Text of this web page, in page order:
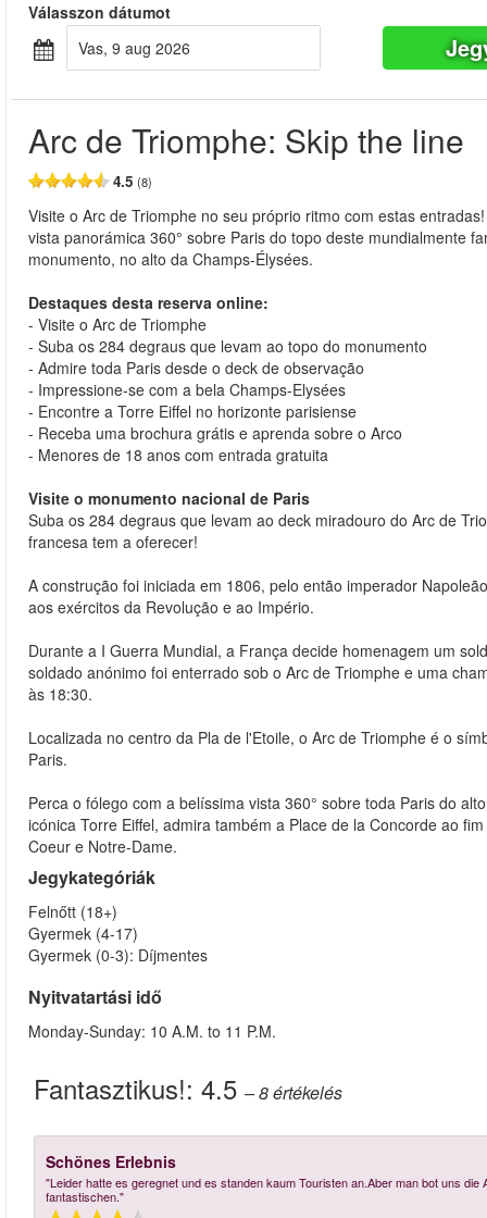
Válasszon dátumot
vas, 9 aug 2026
Arc de Triomphe: Skip the line
4.5 (8)
Visite o Arc de Triomphe no seu próprio ritmo com estas
vista panorámica 360° sobre Paris do topo deste mundialmente
monumento, no alto da Champs-Élysées.
Destaques desta reserva online:
- Visite o Arc de Triomphe
- Suba os 284 degraus que levam ao topo do monumento
- Admire toda Paris desde o deck de observação
- Impressione-se com a bela Champs-Elysées
- Encontre a Torre Eiffel no horizonte parisiense
- Receba uma brochura grátis e aprenda sobre o Arco
- Menores de 18 anos com entrada gratuita
Visite o monumento nacional de Paris
Suba os 284 degraus que levam ao deck miradouro do Arc de
francesa tem a oferecer!
A construção foi iniciada em 1806, pelo então imperador
aos exércitos da Revolução e ao Império.
Durante a I Guerra Mundial, a França decide homenagem um
soldado anónimo foi enterrado sob o Arc de Triomphe e uma
às 18:30.
Localizada no centro da Pla de l'Etoile, o Arc de Triomphe é o
Paris.
Perca o fólego com a belíssima vista 360° sobre toda Paris do
icónica Torre Eiffel, admira também a Place de la Concorde ao
Coeur e Notre-Dame.
Jegykategóriák
Felnőtt (18+)
Gyermek (4-17)
Gyermek (0-3): Díjmentes
Nyitvatartási idő
Monday-Sunday: 10 A.M. to 11 P.M.
Fantasztikus!: 4.5 – 8értékelés
Schönes Erlebnis
"Leider hatte es geregnet und es standen kaum Touristen an.Aber man bot uns
fantastischen."